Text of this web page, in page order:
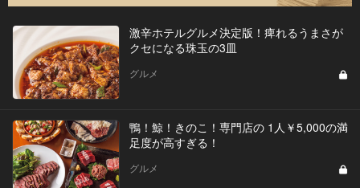
激辛ホテルグルメ決定版！痺れるうまさが
クセになる珠玉の3皿
グルメ
鴨！鯨！きのこ！専門店の 1人￥5,000の満
足度が高すぎる！
グルメ